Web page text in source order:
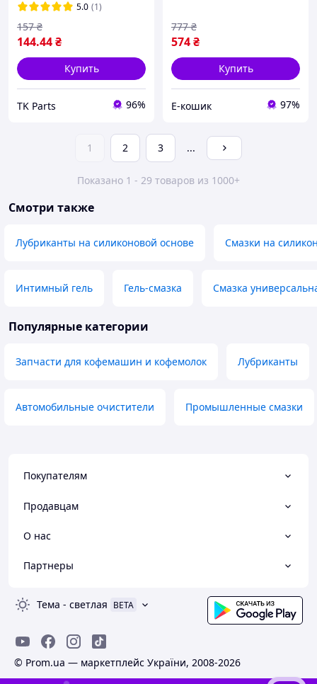
5.0 (1)
144.44₴
157 ₴
Купить
TK Parts 96%
HFX17_E
574₴
777 ₴
Купить
Е-кошик 97%
1 2 3 ...
Показано 1 - 29 товаров из 1000+
Смотри также
Лубриканты на силиконовой основе Смазки на
Интимный гель Гель-смазка Смазка
Популярные категории
Запчасти для кофемашин и кофемолок Лубриканты
Автомобильные очистители Промышленные смазки
Покупателям
Продавцам
О нас
Партнеры
Тема - светлая BETA
© Prom.ua — маркетплейс України, 2008-2026